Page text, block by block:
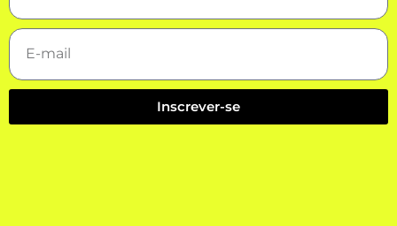
Inscrever-se